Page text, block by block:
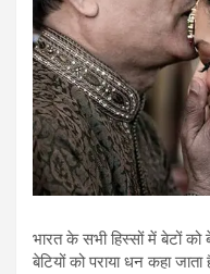
भारत के सभी हिस्सों में बेटों को
बेटियों को पराया धन कहा